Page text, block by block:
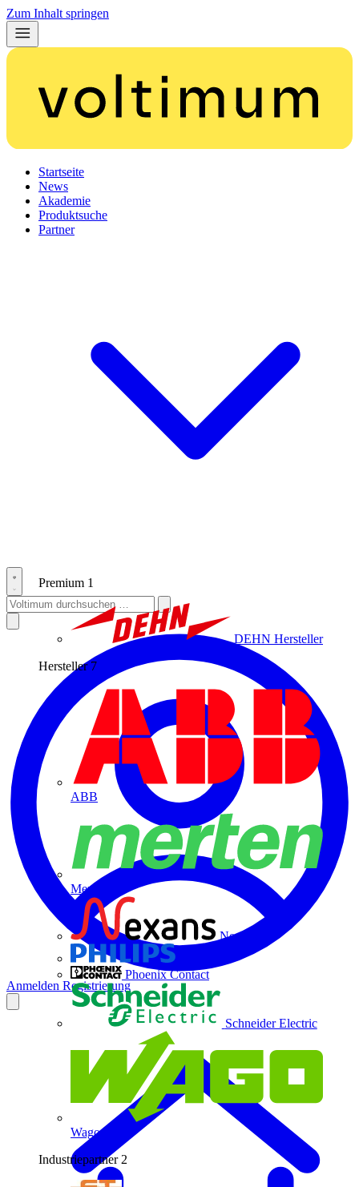
Zum Inhalt springen
Startseite
News
Akademie
Produktsuche
Partner
Premium 1
DEHN Hersteller
Hersteller 7
ABB
Merten
Nexans
Phoenix Contact
Schneider Electric
Wago
Industriepartner 2
Anmelden Registrierung